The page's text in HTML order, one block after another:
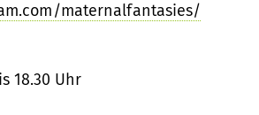
maternalfantasies/
18.30 Uhr